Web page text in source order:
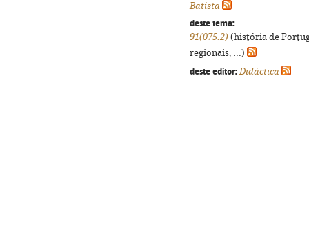
Batista
deste tema:
91(075.2) (história de
regionais, ...)
deste editor: Didáctica